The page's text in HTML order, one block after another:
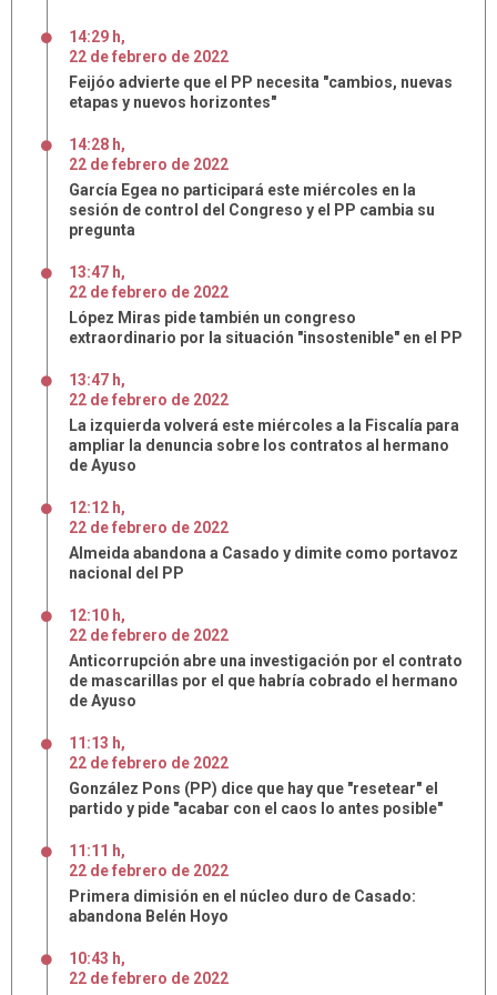
14:29 h,
22 defebrero de 2022
Feijóo advierte que el PP necesita "cambios, nuevas
etapas y nuevos horizontes"
14:28 h,
22 defebrero de 2022
García Egea no participará este miércoles en la
sesión de control del Congreso y el PP cambia su
pregunta
13:47 h,
22 defebrero de 2022
López Miras pide también un congreso
extraordinario por la situación "insostenible" en el PP
13:47 h,
22 defebrero de 2022
La izquierda volverá este miércoles a la Fiscalía para
ampliar la denuncia sobre los contratos al hermano
de Ayuso
12:12 h,
22 defebrero de 2022
Almeida abandona a Casado y dimite como portavoz
nacional del PP
12:10 h,
22 defebrero de 2022
Anticorrupción abre una investigación por el contrato
de mascarillas por el que habría cobrado el hermano
de Ayuso
11:13 h,
22 defebrero de 2022
González Pons (PP) dice que hay que "resetear" el
partido y pide "acabar con el caos lo antes posible"
11:11 h,
22 defebrero de 2022
Primera dimisión en el núcleo duro de Casado:
abandona Belén Hoyo
10:43 h,
22 defebrero de 2022